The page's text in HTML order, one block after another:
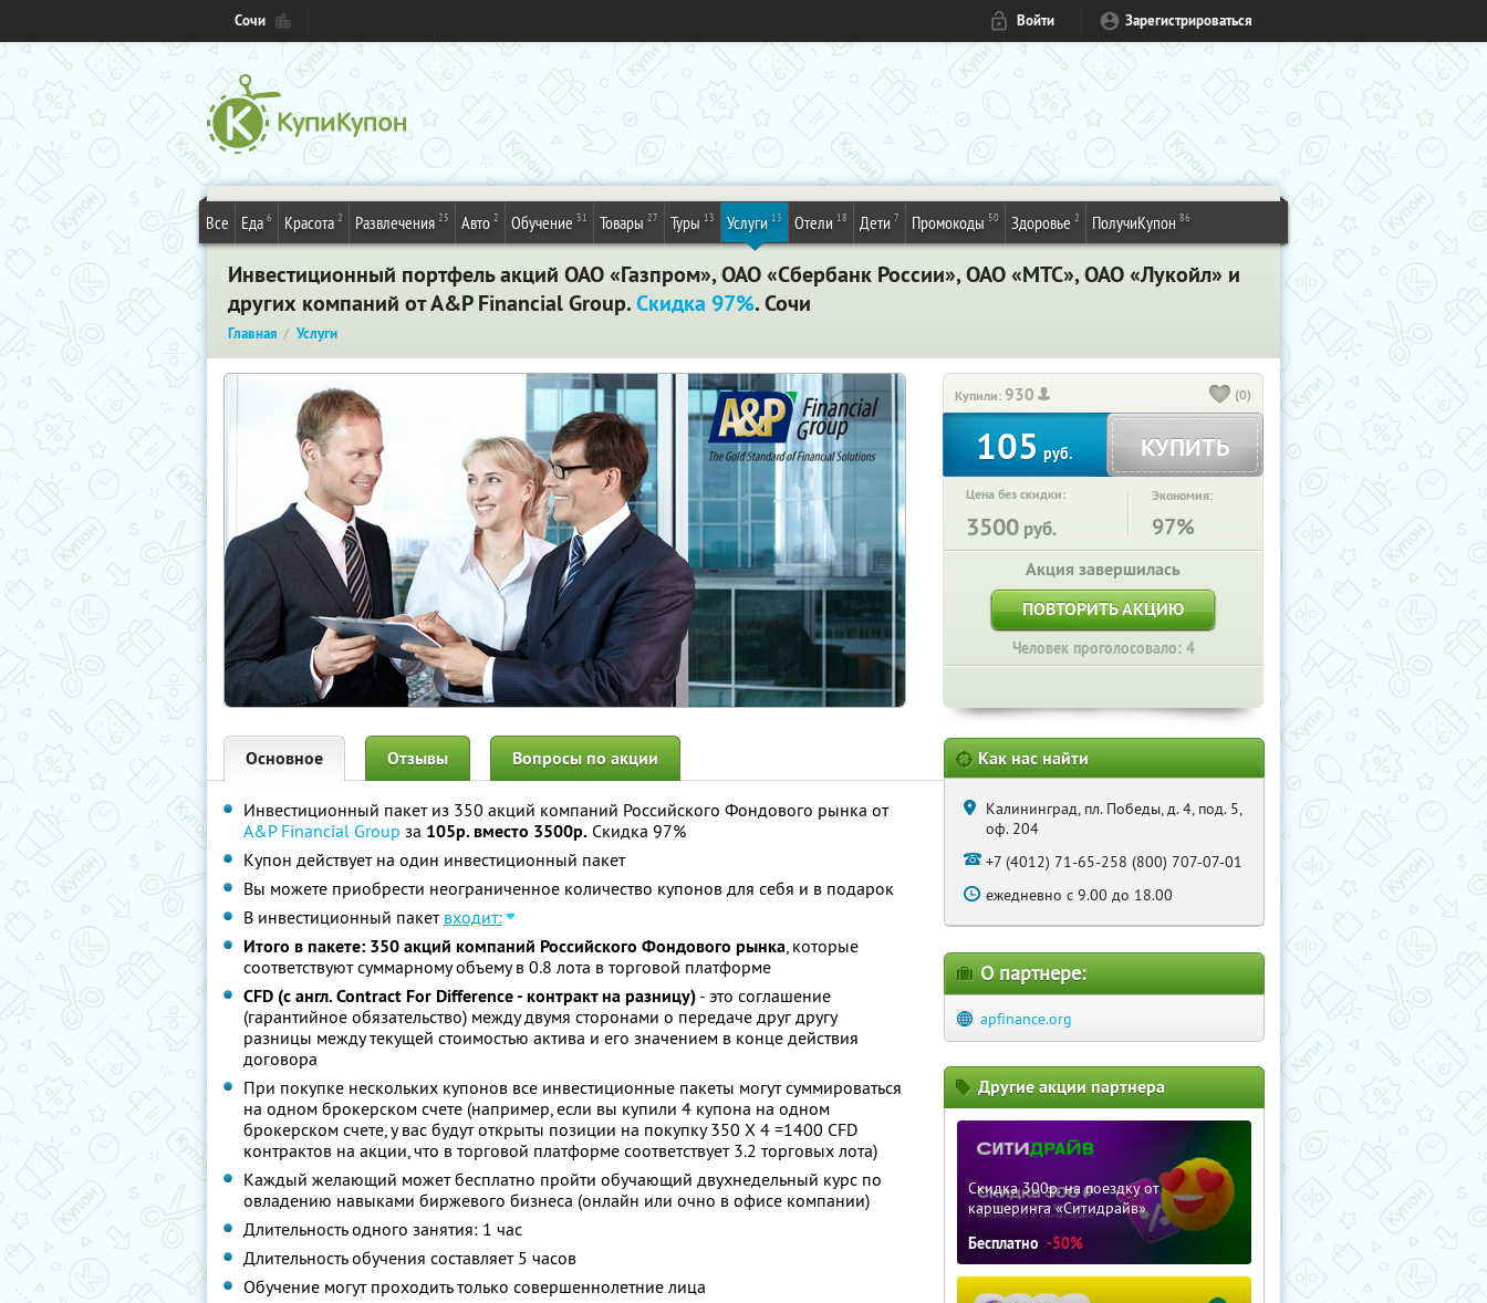
Сочи Войти Зарегистрироваться
Все Еда 6 Красота 2 Развлечения 25 Авто 2 Обучение 31 Товары 27 Туры 13 Услуги 13 Отели 18 Дети 7 Промокоды 50 Здоровье 2 ПолучиКупон 86
Инвестиционный портфель акций ОАО «Газпром», ОАО «Сбербанк России», ОАО «МТС», ОАО «Лукойл» и
других компаний от A&P Financial Group.Скидка 97%. Сочи
Главная Услуги
Купили:930 (0)
105 руб. КУПИТЬ
Цена без скидки:
3500 руб.
Экономия:
97%
Акция завершилась
ПОВТОРИТЬ АКЦИЮ
Человек проголосовало: 4
Основное Отзывы Вопросы по акции
Инвестиционный пакет из 350 акций компаний Российского Фондового рынка от
A&P Financial Group за 105р. вместо 3500р. Скидка 97%
Купон действует на один инвестиционный пакет
Вы можете приобрести неограниченное количество купонов для себя и в подарок
В инвестиционный пакет входит:
Итого в пакете: 350 акций компаний Российского Фондового рынка, которые
соответствуют суммарному объему в 0.8 лота в торговой платформе
CFD (с англ. Contract For Difference - контракт на разницу) - это соглашение
(гарантийное обязательство) между двумя сторонами о передаче друг другу
разницы между текущей стоимостью актива и его значением в конце действия
договора
При покупке нескольких купонов все инвестиционные пакеты могут суммироваться
на одном брокерском счете (например, если вы купили 4 купона на одном
брокерском счете, у вас будут открыты позиции на покупку 350 X 4 =1400 CFD
контрактов на акции, что в торговой платформе соответствует 3.2 торговых лота)
Каждый желающий может бесплатно пройти обучающий двухнедельный курс по
овладению навыками биржевого бизнеса (онлайн или очно в офисе компании)
Длительность одного занятия: 1 час
Длительность обучения составляет 5 часов
Обучение могут проходить только совершеннолетние лица
Как нас найти
Калининград, пл. Победы, д. 4, под. 5,
оф. 204
+7 (4012) 71-65-258 (800) 707-07-01
ежедневно с 9.00 до 18.00
О партнере:
apfinance.org
Другие акции партнера
Скидка 300р. на поездку от
каршеринга «Ситидрайв»
Бесплатно -50%